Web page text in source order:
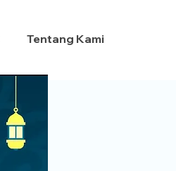
Tentang Kami